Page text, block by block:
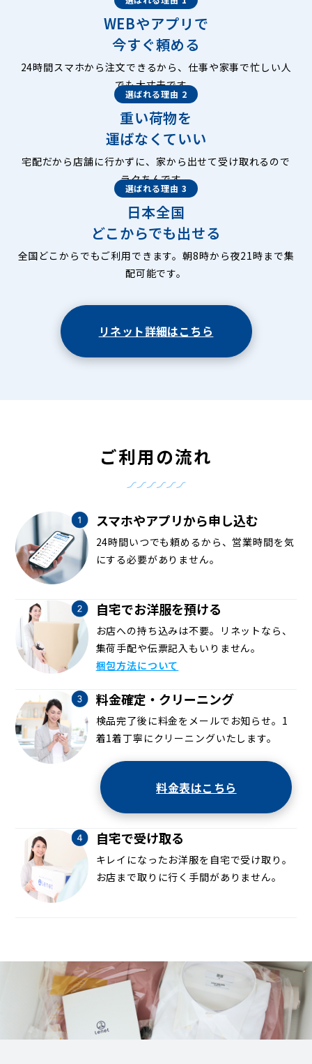
WEBやアプリで
今すぐ頼める
24時間スマホから注文できるから、仕事や家事で忙しい人
でも大丈夫です。
選ばれる理由 2
重い荷物を
運ばなくていい
宅配だから店舗に行かずに、家から出せて受け取れるので
ラクちんです。
選ばれる理由 3
日本全国
どこからでも出せる
全国どこからでもご利用できます。朝8時から夜21時まで集
配可能です。
リネット詳細はこちら
ご利用の流れ
スマホやアプリから申し込む
24時間いつでも頼めるから、営業時間を気
にする必要がありません。
自宅でお洋服を預ける
お店への持ち込みは不要。リネットなら、
集荷手配や伝票記入もいりません。
梱包方法について
料金確定・クリーニング
検品完了後に料金をメールでお知らせ。1
着1着丁寧にクリーニングいたします。
料金表はこちら
自宅で受け取る
キレイになったお洋服を自宅で受け取り。
お店まで取りに行く手間がありません。